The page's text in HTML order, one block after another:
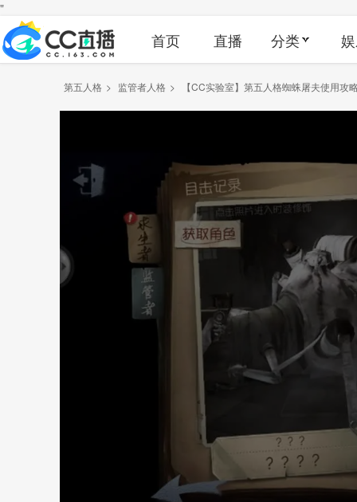
"
首页 直播 分类
第五人格 > 监管者人格 > 【CC实验室】第五人格蜘蛛屠夫使用攻